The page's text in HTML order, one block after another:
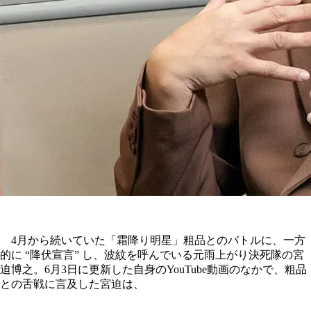
4月から続いていた「霜降り明星」粗品とのバトルに、一方
的に “降伏宣言” し、波紋を呼んでいる元雨上がり決死隊の宮
迫博之。6月3日に更新した自身のYouTube動画のなかで、粗品
との舌戦に言及した宮迫は、